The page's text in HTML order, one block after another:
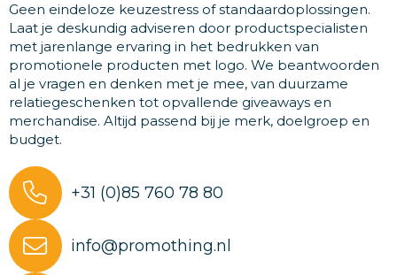
Geen eindeloze keuzestress of standaardoplossingen.
Laat je deskundig adviseren door productspecialisten
met jarenlange ervaring in het bedrukken van
promotionele producten met logo. We beantwoorden
al je vragen en denken met je mee, van duurzame
relatiegeschenken tot opvallende giveaways en
merchandise. Altijd passend bij je merk, doelgroep en
budget.
+31 (0)85 760 78 80
info@promothing.nl